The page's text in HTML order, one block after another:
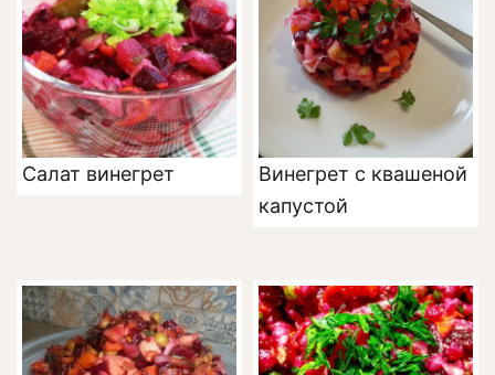
Салат винегрет
Винегрет с квашеной
капустой